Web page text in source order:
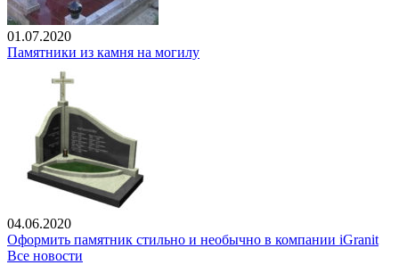
01.07.2020
Памятники из камня на могилу
04.06.2020
Оформить памятник стильно и необычно в компании iGranit
Все новости